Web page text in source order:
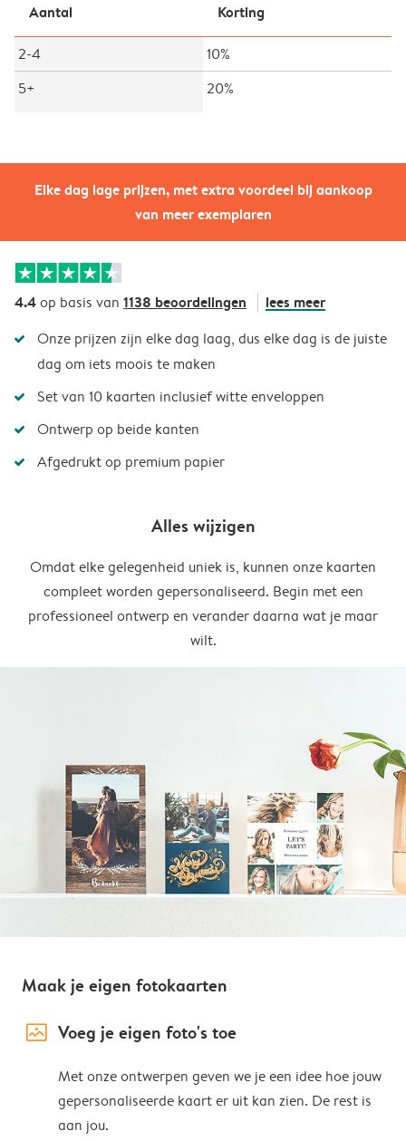
Elke dag lage prijzen, met extra voordeel bij aankoop
van meer exemplaren
Aantal Korting
2-4
10%
5+
20%
4.4op basis van 1138 beoordelingen lees meer
Onze prijzen zijn elke dag laag, dus elke dag is de juiste
dag om iets moois te maken
Set van 10 kaarten inclusief witte enveloppen
Ontwerp op beide kanten
Afgedrukt op premium papier
Alles wijzigen
Omdat elke gelegenheid uniek is, kunnen onze kaarten
compleet worden gepersonaliseerd. Begin met een
professioneel ontwerp en verander daarna wat je maar
wilt.
Maak je eigen fotokaarten
image_placeholder Voeg je eigen foto's toe
Met onze ontwerpen geven we je een idee hoe jouw
gepersonaliseerde kaart er uit kan zien. De rest is
aan jou.